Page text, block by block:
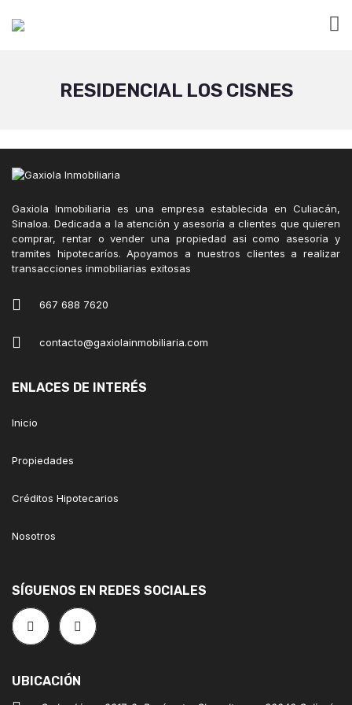
RESIDENCIAL LOS CISNES
Gaxiola Inmobiliaria es una empresa establecida en Culiacán,
Sinaloa. Dedicada a la atención y asesoría a clientes que quieren
comprar, rentar o vender una propiedad asi como asesoría y
tramites hipotecaríos. Apoyamos a nuestros clientes a realizar
transacciones inmobiliarias exitosas
667 688 7620
contacto@gaxiolainmobiliaria.com
ENLACES DE INTERÉS
Inicio
Propiedades
Créditos Hipotecarios
Nosotros
SÍGUENOS EN REDES SOCIALES
UBICACIÓN